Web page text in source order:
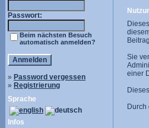
Passwort:
Beim nächsten Besuch
automatisch anmelden?
» Password vergessen
» Registrierung
Sprache
Infos
Sie
einer